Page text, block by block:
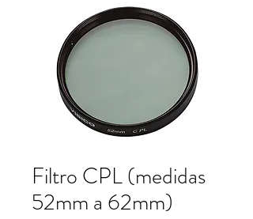
Filtro CPL (medidas
52mm a 62mm)